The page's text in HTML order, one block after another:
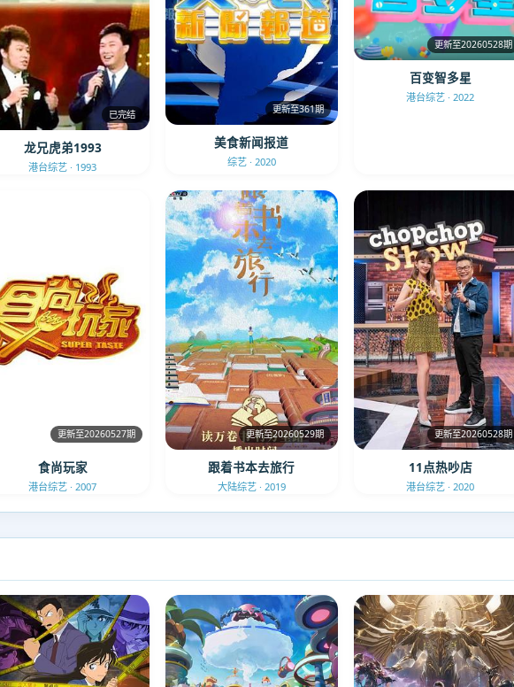
已完结
龙兄虎弟1993
港台综艺 · 1993
更新至361期
美食新闻报道
综艺 · 2020
更新至20260528期
百变智多星
港台综艺 · 2022
更新至20260527期
食尚玩家
港台综艺 · 2007
更新至20260529期
跟着书本去旅行
大陆综艺 · 2019
更新至20260528期
11点热吵店
港台综艺 · 2020